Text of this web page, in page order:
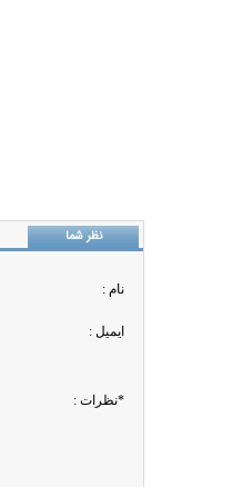
نظر شما
نام :
ايميل :
*نظرات :